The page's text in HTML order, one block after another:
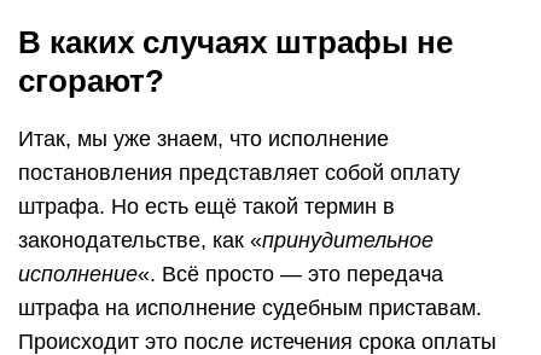
В каких случаях штрафы не
сгорают?
Итак, мы уже знаем, что исполнение
постановления представляет собой оплату
штрафа. Но есть ещё такой термин в
законодательстве, как «принудительное
исполнение«. Всё просто — это передача
штрафа на исполнение судебным приставам.
Происходит это после истечения срока оплаты